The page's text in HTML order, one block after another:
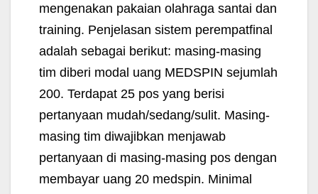
mengenakan pakaian olahraga santai dan
training. Penjelasan sistem perempatfinal
adalah sebagai berikut: masing-masing
tim diberi modal uang MEDSPIN sejumlah
200. Terdapat 25 pos yang berisi
pertanyaan mudah/sedang/sulit. Masing-
masing tim diwajibkan menjawab
pertanyaan di masing-masing pos dengan
membayar uang 20 medspin. Minimal